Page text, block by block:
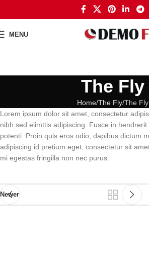
MENU
The Fly
Home The Fly The Fly
Lorem ipsum dolor sit amet, consectetur
nibh sed elimttis adipiscing. Fusce in
potenti. Proin quis eros odio, dapibus dictum
adipiscing id pretium eget, consectetur sit
mi egestas fringilla non nec purus.
Newer